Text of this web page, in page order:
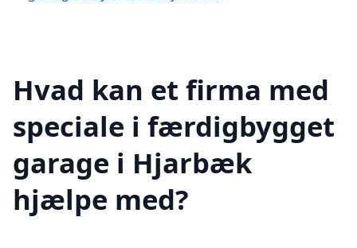
Hvad kan et firma med
speciale i færdigbygget
garage i Hjarbæk
hjælpe med?